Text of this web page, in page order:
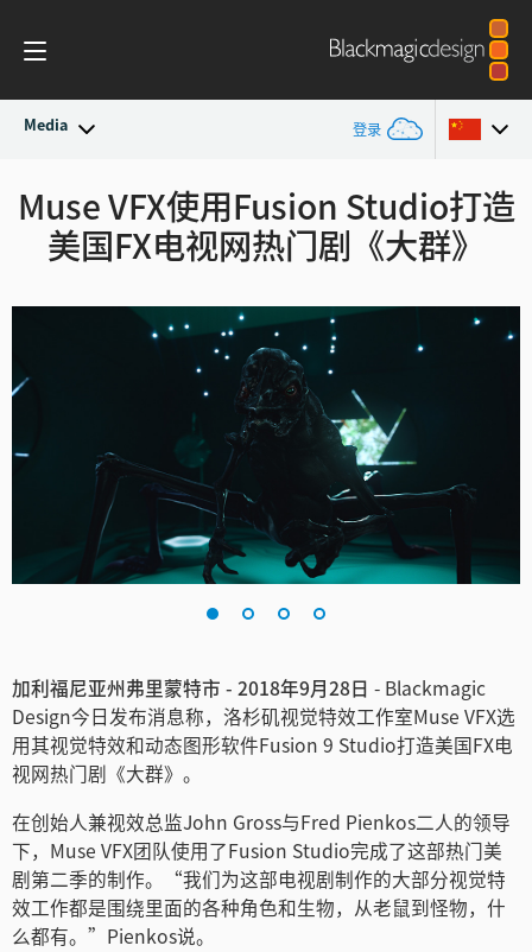
Media 登录
最新动态
新闻存档
Argentina
Australia
Austria
中国
Denmark
Finland
中国香港
India
Italy
Japan
Korea
Muse VFX使用Fusion Studio打造
美国FX电视网热门剧《大群》
加利福尼亚州弗里蒙特市 - 2018年9月28日 - Blackmagic
Design今日发布消息称，洛杉矶视觉特效工作室Muse VFX选
用其视觉特效和动态图形软件Fusion 9 Studio打造美国FX电
视网热门剧《大群》。
在创始人兼视效总监John Gross与Fred Pienkos二人的领导
下，Muse VFX团队使用了Fusion Studio完成了这部热门美
剧第二季的制作。“我们为这部电视剧制作的大部分视觉特
效工作都是围绕里面的各种角色和生物，从老鼠到怪物，什
么都有。”Pienkos说。